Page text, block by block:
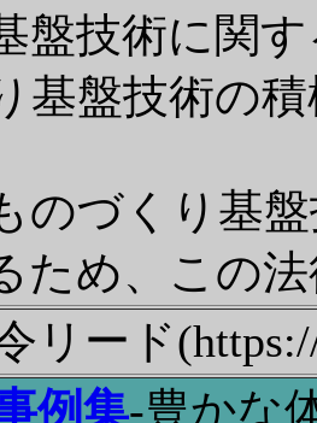
盤技術に関
基盤技術の
のづくり基
ため、この
リード
例集‐豊かな